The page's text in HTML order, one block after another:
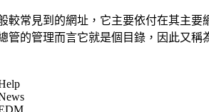
較常見到的網址，它主要依付在其主要
管的管理而言它就是個目錄，因此又稱